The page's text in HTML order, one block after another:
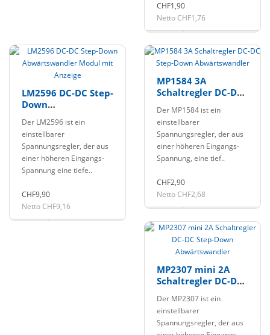
CHF1,90
Netto CHF1,76
LM2596 DC-DC Step-
Down
Modul mit Anzeige
Der LM2596 ist ein
einstellbarer
Spannungsregler, der aus
einer höheren Eingangs-
Spannung eine tiefe..
CHF9,90
Netto CHF9,16
MP1584 3A
Schaltregler DC-DC
Abwärtswandler
Der MP1584 ist ein
einstellbarer
Spannungsregler, der aus
einer höheren Eingangs-
Spannung, eine tief..
CHF2,90
Netto CHF2,68
MP2307 mini 2A
Schaltregler DC-DC
Abwärtswandler
Der MP2307 ist ein
einstellbarer
Spannungsregler, der aus